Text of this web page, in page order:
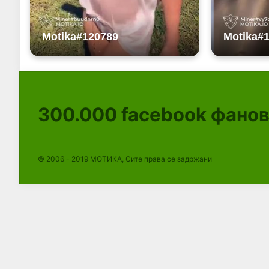
300.000 facebook
© 2006 - 2019 МОТИКА, Сите права се задржани